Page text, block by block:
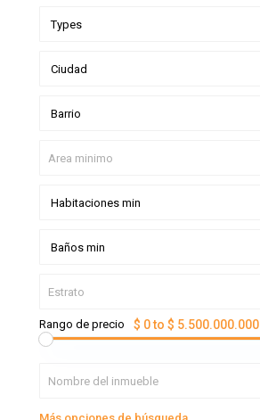
Types
Ciudad
Barrio
Habitaciones min
Baños min
Rango de precio $ 0 to $ 5.500.000.000